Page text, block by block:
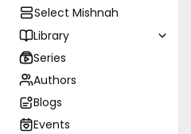
Select Mishnah
Library
Series
Authors
Blogs
Events